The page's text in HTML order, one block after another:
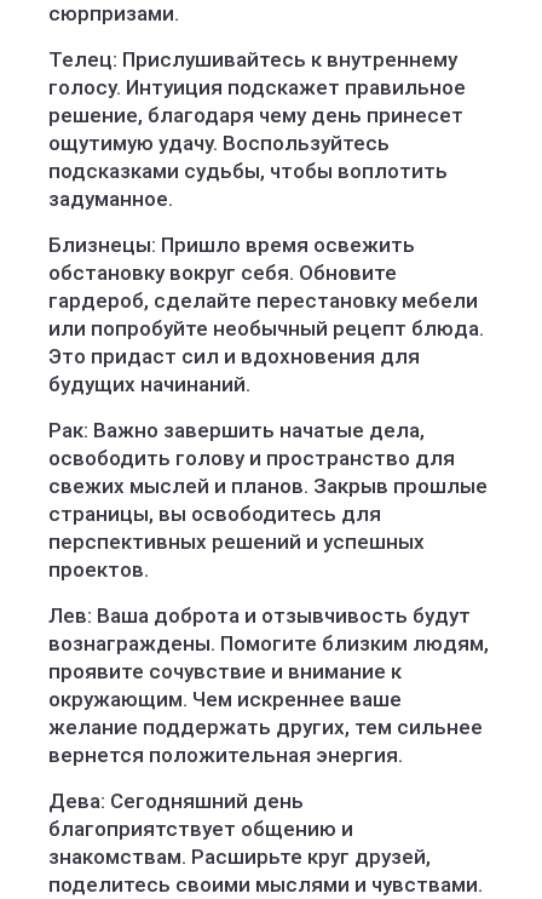
сюрпризами.
Телец: Прислушивайтесь к внутреннему
голосу. Интуиция подскажет правильное
решение, благодаря чему день принесет
ощутимую удачу. Воспользуйтесь
подсказками судьбы, чтобы воплотить
задуманное.
Близнецы: Пришло время освежить
обстановку вокруг себя. Обновите
гардероб, сделайте перестановку мебели
или попробуйте необычный рецепт блюда.
Это придаст сил и вдохновения для
будущих начинаний.
Рак: Важно завершить начатые дела,
освободить голову и пространство для
свежих мыслей и планов. Закрыв прошлые
страницы, вы освободитесь для
перспективных решений и успешных
проектов.
Лев: Ваша доброта и отзывчивость будут
вознаграждены. Помогите близким людям,
проявите сочувствие и внимание к
окружающим. Чем искреннее ваше
желание поддержать других, тем сильнее
вернется положительная энергия.
Дева: Сегодняшний день
благоприятствует общению и
знакомствам. Расширьте круг друзей,
поделитесь своими мыслями и чувствами.